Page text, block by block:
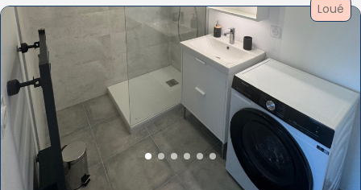
Loué